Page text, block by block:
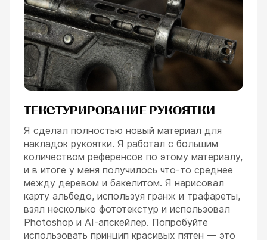
ТЕКСТУРИРОВАНИЕ РУКОЯТКИ
Я сделал полностью новый материал для
накладок рукоятки. Я работал с большим
количеством референсов по этому материалу,
и в итоге у меня получилось что-то среднее
между деревом и бакелитом. Я нарисовал
карту альбедо, используя гранж и трафареты,
взял несколько фототекстур и использовал
Photoshop и AI-апскейлер. Попробуйте
использовать принцип красивых пятен — это